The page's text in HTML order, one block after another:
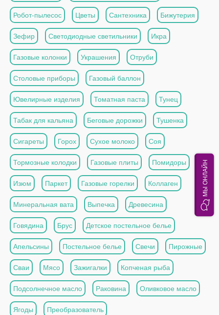
Робот-пылесос Цветы Сантехника Бижутерия
Зефир Светодиодные светильники Икра
Газовые колонки Украшения Отруби
Столовые приборы Газовый баллон
Ювелирные изделия Томатная паста Тунец
Табак для кальяна Беговые дорожки Тушенка
Сигареты Горох Сухое молоко Соя
Тормозные колодки Газовые плиты Помидоры
Изюм Паркет Газовые горелки Коллаген
Минеральная вата Выпечка Древесина
Говядина Брус Детское постельное белье
Апельсины Постельное белье Свечи Пирожные
Сваи Мясо Зажигалки Копченая рыба
Подсолнечное масло Раковина Оливковое масло
Ягоды Преобразователь
МЫ ОНЛАЙН